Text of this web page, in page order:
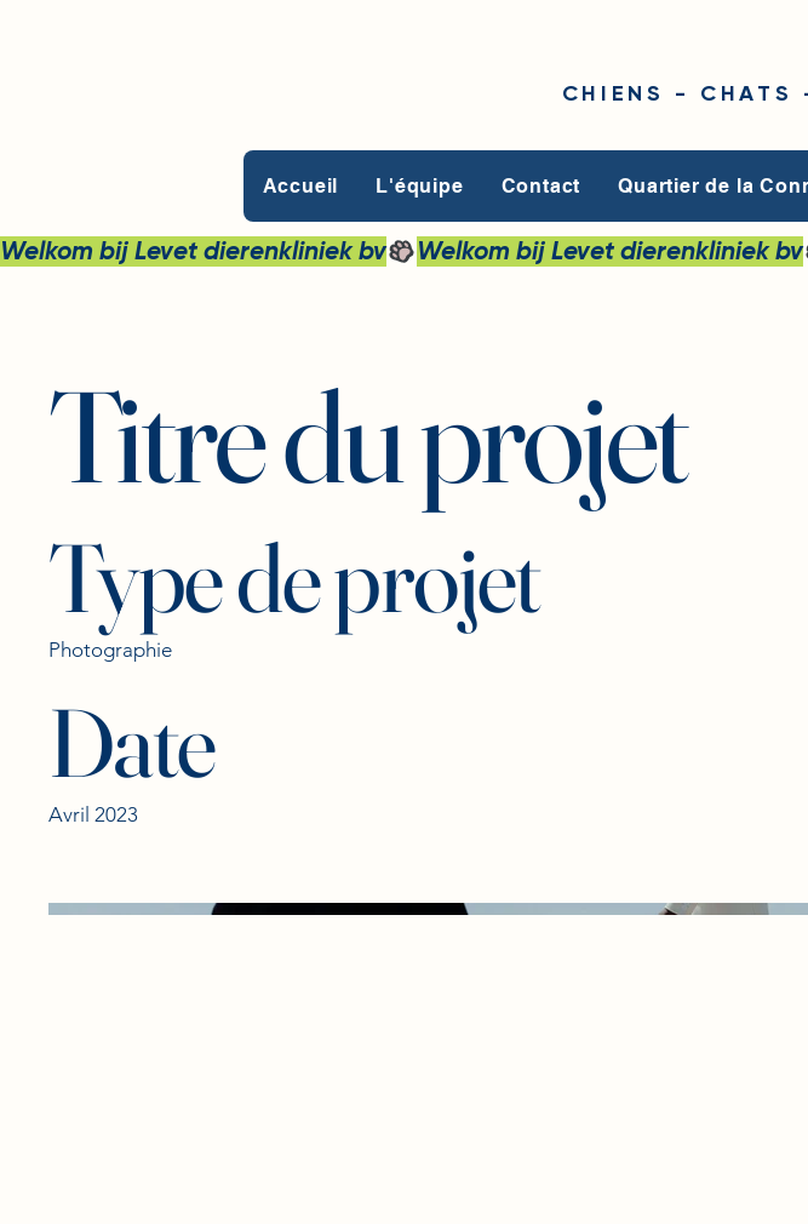
CHIENS - CHATS
Accueil L'équipe Contact Quartier de la
Welkom bij Levet dierenkliniek bv
Titre du projet
Type de projet
Photographie
Date
Avril 2023